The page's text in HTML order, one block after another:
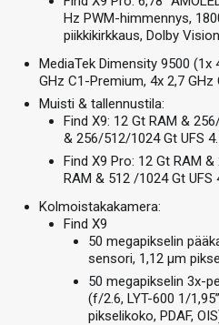
Hz PWM-himmennys,
piikkikirkkaus, Dolby
MediaTek Dimensity 9500 (1x
GHz C1-Premium, 4x 2,7 GHz
Muisti & tallennustila:
Find X9: 12 Gt RAM &
& 256/512/1024 Gt UFS
Find X9 Pro: 12 Gt RAM
RAM & 512 /1024 Gt UFS
Kolmoistakakamera:
Find X9
50 megapikselin
sensori, 1,12 µm
50 megapikselin 3x-
(f/2.6, LYT-600 1/
pikselikoko, PDAF,